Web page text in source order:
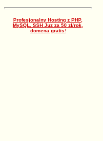
Profesjonalny Hosting z PHP,
MySQL, SSH Juz za 50 zł/rok,
domena gratis!